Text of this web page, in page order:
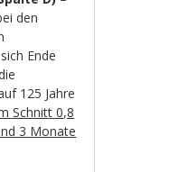
den
Ende
125 Jahre
Schnitt 0,8
3 Monate